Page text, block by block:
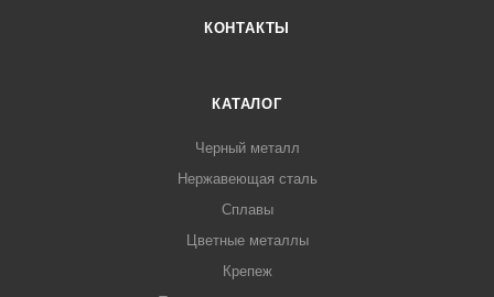
КОНТАКТЫ
КАТАЛОГ
Черный металл
Нержавеющая сталь
Сплавы
Цветные металлы
Крепеж